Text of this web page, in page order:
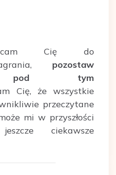
Cię do
pozostaw
pod tym
Cię, że wszystkie
przeczytane
mi w przyszłości
ciekawsze